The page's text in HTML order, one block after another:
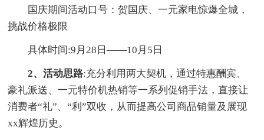
国庆期间活动口号：贺国庆、一元家电惊爆全城，
挑战价格极限
具体时间:9月28日——10月5日
2、活动思路:充分利用两大契机，通过特惠酬宾、
豪礼派送、一元特价机热销等一系列促销手法，直接让
消费者“礼”、“利”双收，从而提高公司商品销量及展现
xx辉煌历史。